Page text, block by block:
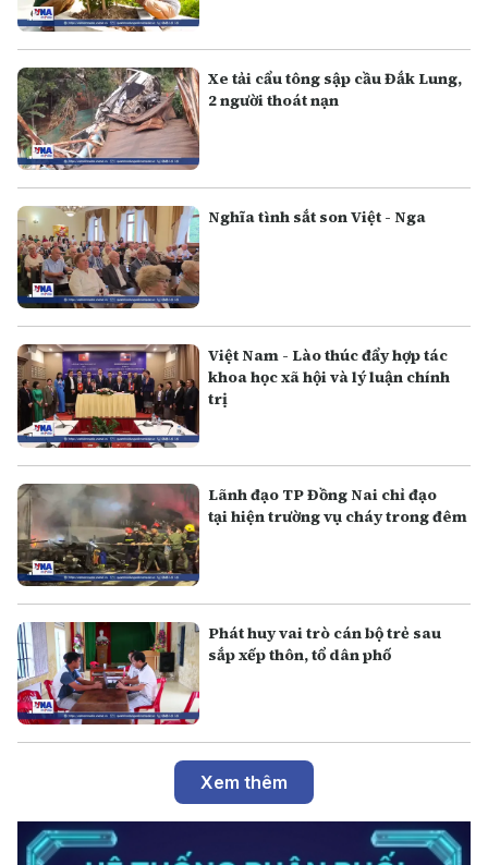
Xe tải cẩu tông sập cầu Đắk Lung,
2 người thoát nạn
Nghĩa tình sắt son Việt - Nga
Việt Nam - Lào thúc đẩy hợp tác
khoa học xã hội và lý luận chính
trị
Lãnh đạo TP Đồng Nai chỉ đạo
tại hiện trường vụ cháy trong đêm
Phát huy vai trò cán bộ trẻ sau
sắp xếp thôn, tổ dân phố
Xem thêm